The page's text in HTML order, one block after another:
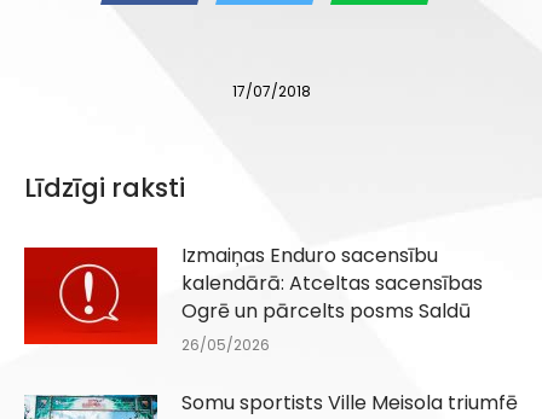
17/07/2018
Līdzīgi raksti
Izmaiņas Enduro sacensību
kalendārā: Atceltas sacensības
Ogrē un pārcelts posms Saldū
26/05/2026
Somu sportists Ville Meisola triumfē